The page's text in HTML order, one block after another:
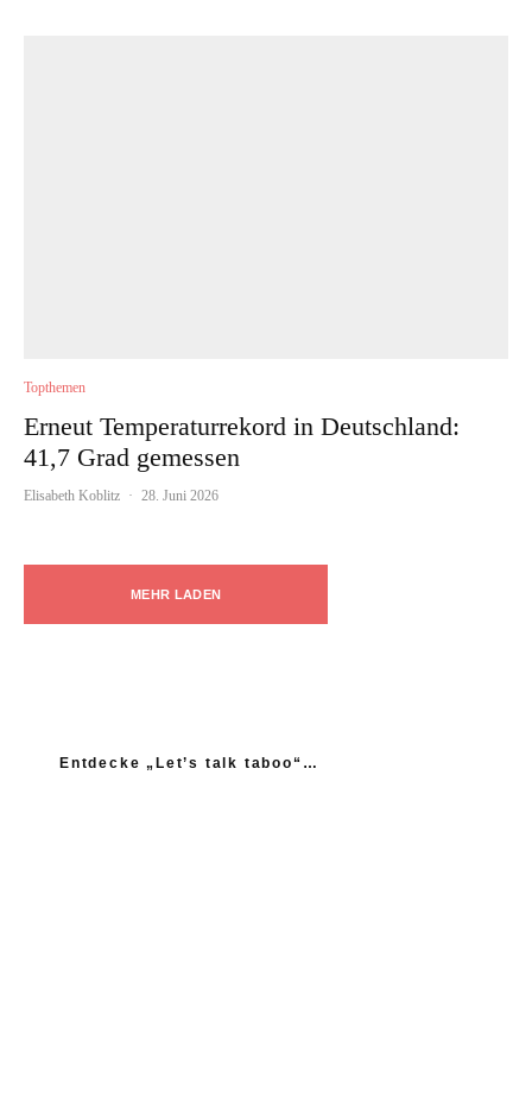
Topthemen
Erneut Temperaturrekord in Deutschland:
41,7 Grad gemessen
Elisabeth Koblitz · 28. Juni 2026
MEHR LADEN
Entdecke „Let’s talk taboo“…